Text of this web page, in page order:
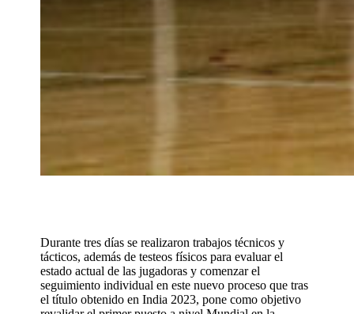
Durante tres días se realizaron trabajos técnicos y
tácticos, además de testeos físicos para evaluar el
estado actual de las jugadoras y comenzar el
seguimiento individual en este nuevo proceso que tras
el título obtenido en India 2023, pone como objetivo